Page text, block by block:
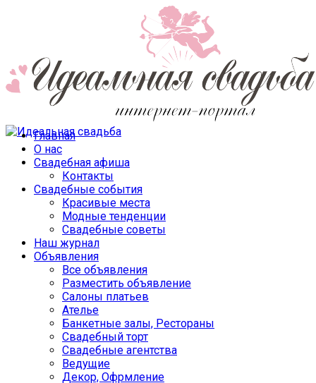
Главная
О нас
Свадебная афиша
Контакты
Свадебные события
Красивые места
Модные тенденции
Свадебные советы
Наш журнал
Объявления
Все объявления
Разместить объявление
Салоны платьев
Ателье
Банкетные залы, Рестораны
Свадебный торт
Свадебные агентства
Ведущие
Декор, Офрмление